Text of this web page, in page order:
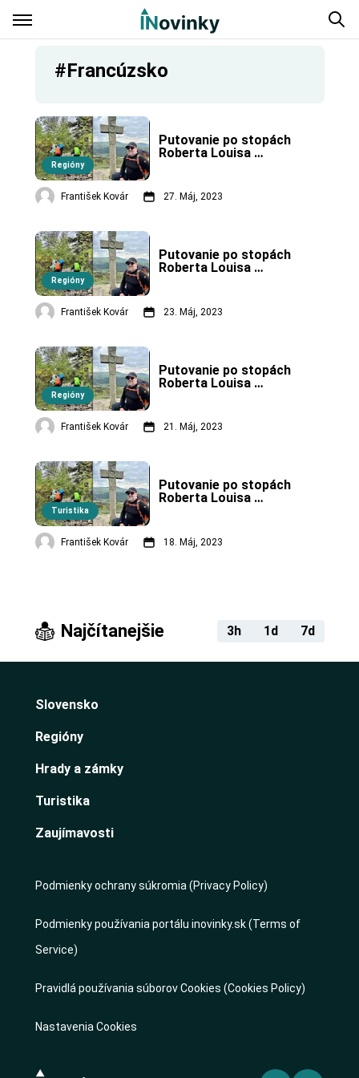
#Francúzsko
Regióny
Putovanie po stopách
Roberta Louisa
koniec.
František Kovár 27. Máj, 2023
Regióny
Putovanie po stopách
Roberta Louisa
František Kovár 23. Máj, 2023
Regióny
Putovanie po stopách
Roberta Louisa
František Kovár 21. Máj, 2023
Turistika
Putovanie po stopách
Roberta Louisa
František Kovár 18. Máj, 2023
Najčítanejšie 3h 1d 7d
Slovensko
Regióny
Hrady a zámky
Turistika
Zaujímavosti
Podmienky ochrany súkromia (Privacy Policy)
Podmienky používania portálu inovinky.sk (Terms of
Service)
Pravidlá používania súborov Cookies (Cookies Policy)
Nastavenia Cookies